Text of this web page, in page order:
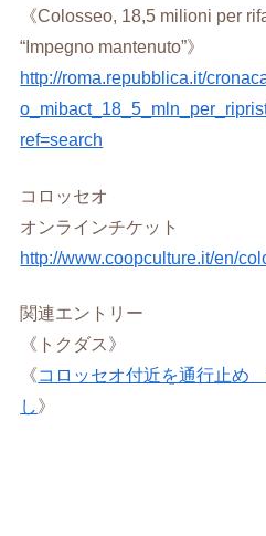
《Colosseo, 18,5 milioni per
“Impegno mantenuto”》
http://roma.repubblica.it/
ref=search
コロッセオ
オンラインチケット
http://www.coopculture.it/en/
関連エントリー
《トクダス》
《コロッセオ付近を通行止め
し》